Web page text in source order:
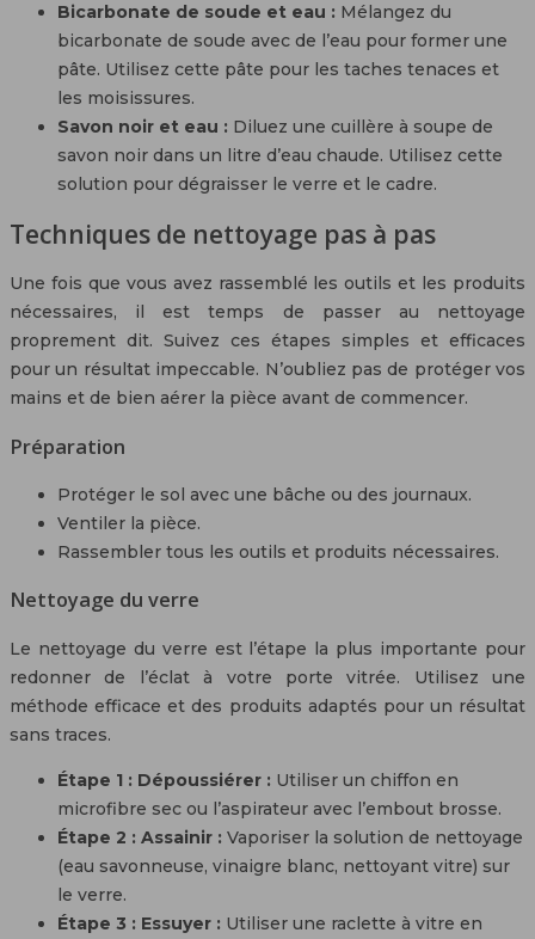
Bicarbonate de soude et eau : Mélangez du
bicarbonate de soude avec de l’eau pour former une
pâte. Utilisez cette pâte pour les taches tenaces et
les moisissures.
Savon noir et eau : Diluez une cuillère à soupe de
savon noir dans un litre d’eau chaude. Utilisez cette
solution pour dégraisser le verre et le cadre.
Techniques de nettoyage pas à pas
Une fois que vous avez rassemblé les outils et les produits
nécessaires, il est temps de passer au nettoyage
proprement dit. Suivez ces étapes simples et efficaces
pour un résultat impeccable. N’oubliez pas de protéger vos
mains et de bien aérer la pièce avant de commencer.
Préparation
Protéger le sol avec une bâche ou des journaux.
Ventiler la pièce.
Rassembler tous les outils et produits nécessaires.
Nettoyage du verre
Le nettoyage du verre est l’étape la plus importante pour
redonner de l’éclat à votre porte vitrée. Utilisez une
méthode efficace et des produits adaptés pour un résultat
sans traces.
Étape 1 : Dépoussiérer : Utiliser un chiffon en
microfibre sec ou l’aspirateur avec l’embout brosse.
Étape 2 : Assainir : Vaporiser la solution de nettoyage
(eau savonneuse, vinaigre blanc, nettoyant vitre) sur
le verre.
Étape 3 : Essuyer : Utiliser une raclette à vitre en